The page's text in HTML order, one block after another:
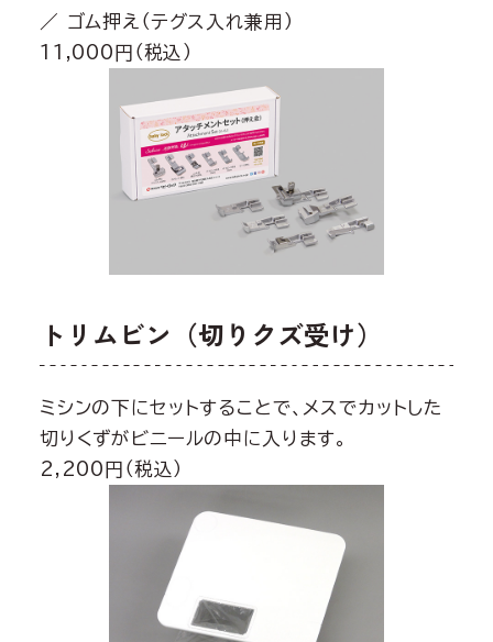
／ ゴム押え（テグス入れ兼用）
11,000円（税込）
トリムビン（切りクズ受け）
ミシンの下にセットすることで、メスでカットした
切りくずがビニールの中に入ります。
2,200円（税込）